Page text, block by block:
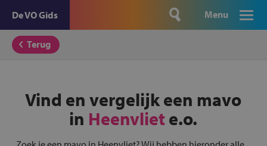
De VO Gids Menu
Terug
Vind en vergelijk een mavo
in Heenvliet e.o.